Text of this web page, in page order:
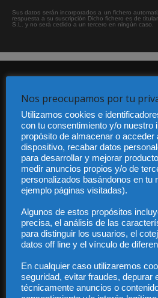
Sus datos serán incorporados a un fichero
respuesta a su suscripción Dicho fichero es de
S.L. y no será cedido a un tercero en ningún caso.
Audiencia y
Quiénes
Legal
Privacidad
Contacto
Contáctanos:
Nos preocupamos por tu
Utilizamos cookies e
con tu consentimiento y/o nuestro
propósito de almacenar o acceder
dispositivo, recabar datos
para desarrollar y mejorar
medir anuncios propios y/o de
personalizados basándonos en tu
ejemplo páginas visitadas).
Algunos de estos propósitos
precisa, el análisis de las
para distinguir los usuarios, el
datos off line y el vínculo de
En cualquier caso utilizaremos
seguridad, evitar fraudes, depurar
técnicamente anuncios o